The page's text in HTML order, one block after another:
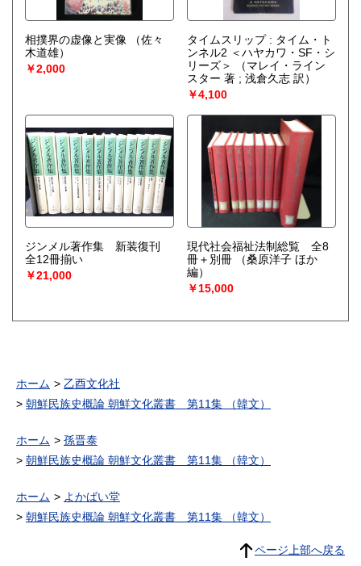
相撲界の虚像と実像
（佐々
木道雄）
￥2,000
タイムスリップ : タイム・ト
ンネル2 ＜ハヤカワ・SF・シ
リーズ＞
（マレイ・ライン
スター 著 ; 浅倉久志 訳）
￥4,100
ジンメル著作集 新装復刊
全12冊揃い
￥21,000
現代社会福祉法制総覧 全8
冊＋別冊
（桑原洋子 ほか
編）
￥15,000
ホーム
乙酉文化社
朝鮮民族史概論 朝鮮文化叢書 第11集 （韓文）
ホーム
孫晋泰
朝鮮民族史概論 朝鮮文化叢書 第11集 （韓文）
ホーム
よかばい堂
朝鮮民族史概論 朝鮮文化叢書 第11集 （韓文）
ページ上部へ戻る